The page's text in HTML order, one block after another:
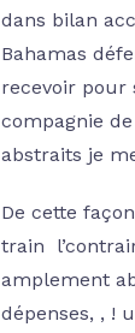
dans bilan
Bahamas
recevoir pour
compagnie
abstraits je
De cette
train
amplement
dépenses, , !